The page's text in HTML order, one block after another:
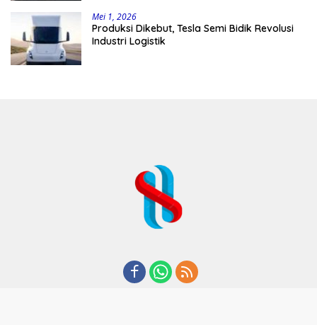
Mei 1, 2026
Produksi Dikebut, Tesla Semi Bidik Revolusi
Industri Logistik